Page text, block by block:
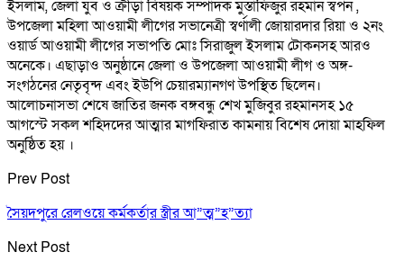
ইসলাম, জেলা যুব ও ক্রীড়া বিষয়ক সম্পাদক মুস্তাফিজুর রহমান স্বপন ,
উপজেলা মহিলা আওয়ামী লীগের সভানেত্রী স্বর্ণালী জোয়ারদার রিয়া ও ২নং
ওয়ার্ড আওয়ামী লীগের সভাপতি মোঃ সিরাজুল ইসলাম টোকনসহ আরও
অনেকে। এছাড়াও অনুষ্ঠানে জেলা ও উপজেলা আওয়ামী লীগ ও অঙ্গ-
সংগঠনের নেতৃবৃন্দ এবং ইউপি চেয়ারম্যানগণ উপস্থিত ছিলেন।
আলোচনাসভা শেষে জাতির জনক বঙ্গবন্ধু শেখ মুজিবুর রহমানসহ ১৫
আগস্টে সকল শহিদদের আত্মার মাগফিরাত কামনায় বিশেষ দোয়া মাহফিল
অনুষ্ঠিত হয় ।
Prev Post
সৈয়দপুরে রেলওয়ে কর্মকর্তার স্ত্রীর আ”ত্ম”হ”ত্যা
Next Post